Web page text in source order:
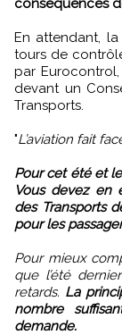
conséquences
En attendant,
tours de
par
devant un
Transports.
"L’aviation fait
Pour cet été et
Vous devez en
des Transports
pour les
Pour mieux
que l’été
retards. La
nombre
demande.